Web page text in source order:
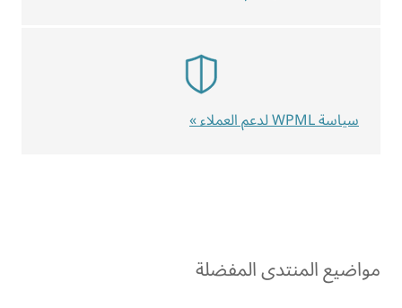
مواضيع المنتدى المفضلة
سياسة WPML لدعم العملاء »